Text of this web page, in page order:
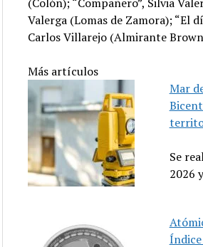
Valerga (Lomas de Zamora); “El
Carlos Villarejo (Almirante
Más artículos
Mar
Se
2026